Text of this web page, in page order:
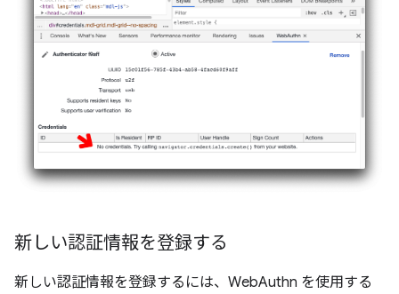
新しい認証情報を登録する
新しい認証情報を登録するには、WebAuthn を使用する